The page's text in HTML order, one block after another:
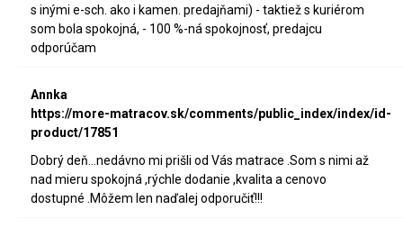
s inými e-sch. ako i kamen. predajňami) - taktiež s kuriérom
som bola spokojná, - 100 %-ná spokojnosť, predajcu
odporúčam
Annka
https://more-matracov.sk/comments/public_index/index/id-
product/17851
Dobrý deň...nedávno mi prišli od Vás matrace .Som s nimi až
nad mieru spokojná ,rýchle dodanie ,kvalita a cenovo
dostupné .Môžem len naďalej odporučiť!!!